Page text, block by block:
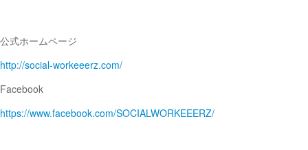
公式ホームページ
http://social-workeeerz.com/
Facebook
https://www.facebook.com/SOCIALWORKEEERZ/